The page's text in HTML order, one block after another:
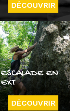
DÉCOUVRIR
ESCALADE EN
EXT
DÉCOUVRIR